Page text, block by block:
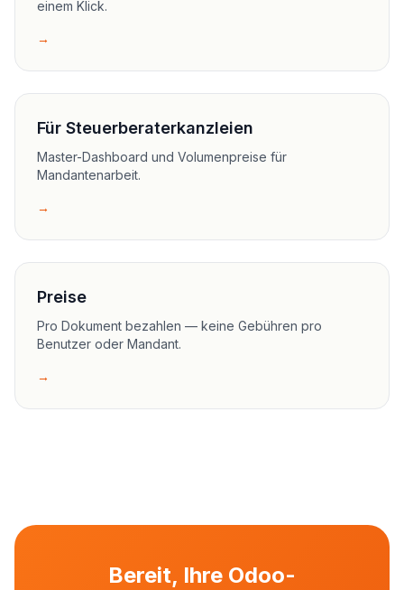
einem Klick.
→
Für Steuerberaterkanzleien
Master-Dashboard und Volumenpreise für
Mandantenarbeit.
→
Preise
Pro Dokument bezahlen — keine Gebühren pro
Benutzer oder Mandant.
→
Bereit, Ihre Odoo-